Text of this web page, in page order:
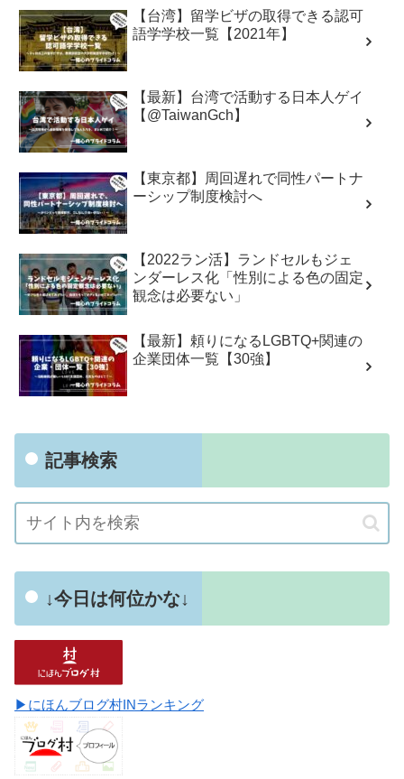
【台湾】留学ビザの取得できる認可
語学学校一覧【2021年】
【最新】台湾で活動する日本人ゲイ
【@TaiwanGch】
【東京都】周回遅れで同性パートナ
ーシップ制度検討へ
【2022ラン活】ランドセルもジェ
ンダーレス化「性別による色の固定
観念は必要ない」
【最新】頼りになるLGBTQ+関連の
企業団体一覧【30強】
記事検索
↓今日は何位かな↓
▶にほんブログ村INランキング